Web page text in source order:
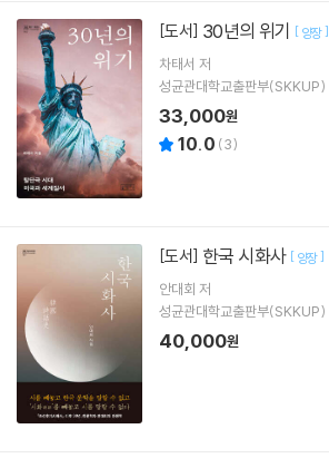
[도서] 30년의 위기 [ 양장]
차태서 저
성균관대학교출판부(SKKUP)
33,000원
10.0 (3)
[도서] 한국 시화사 [ 양장]
안대회 저
성균관대학교출판부(SKKUP)
40,000원